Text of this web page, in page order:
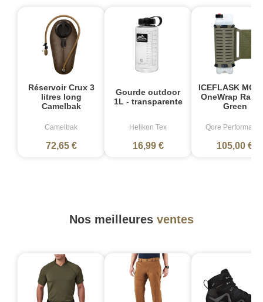
Réservoir Crux 3
litres long
Camelbak
Camelbak
72,65 €
Gourde outdoor
1L - transparente
Helikon Tex
16,99 €
ICEFLASK
OneWrap
Green
Qore
105,00 €
Nos meilleures ventes